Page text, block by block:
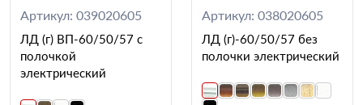
Артикул: 039020605
ЛД (г) ВП-60/50/57 с
полочкой
электрический
Артикул: 038020605
ЛД (г)-60/50/57 без
полочки электрический